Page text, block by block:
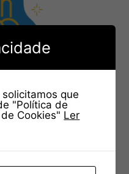
que
"Política de
Cookies" Ler